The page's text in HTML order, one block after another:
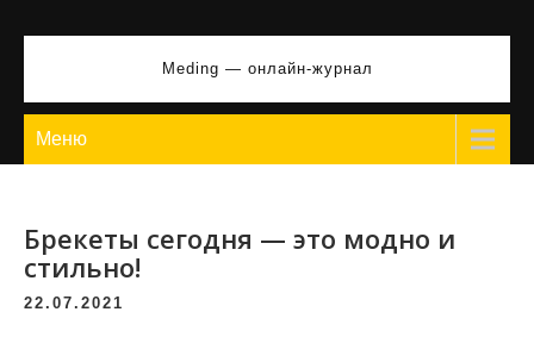
Meding — онлайн-журнал
Меню
Брекеты сегодня — это модно и
стильно!
22.07.2021